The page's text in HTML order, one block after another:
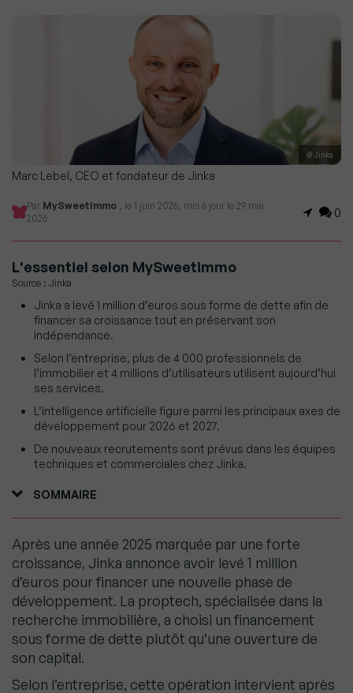
© Jinka
Marc Lebel, CEO et fondateur de Jinka
Par MySweetImmo , le 1 juin 2026, mis à jour le 29 mai
2026
0
L'essentiel selon MySweetimmo
Source : Jinka
Jinka a levé 1 million d’euros sous forme de dette afin de
financer sa croissance tout en préservant son
indépendance.
Selon l’entreprise, plus de 4 000 professionnels de
l’immobilier et 4 millions d’utilisateurs utilisent aujourd’hui
ses services.
L’intelligence artificielle figure parmi les principaux axes de
développement pour 2026 et 2027.
De nouveaux recrutements sont prévus dans les équipes
techniques et commerciales chez Jinka.
SOMMAIRE
Après une année 2025 marquée par une forte
croissance, Jinka annonce avoir levé 1 million
d’euros pour financer une nouvelle phase de
développement. La proptech, spécialisée dans la
recherche immobilière, a choisi un financement
sous forme de dette plutôt qu’une ouverture de
son capital.
Selon l’entreprise, cette opération intervient après